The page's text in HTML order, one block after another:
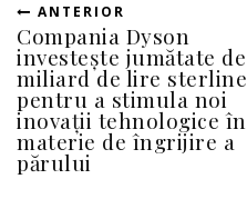
ANTERIOR
Compania Dyson
investește jumătate de
miliard de lire sterline
pentru a stimula noi
inovații tehnologice în
materie de îngrijire a
părului